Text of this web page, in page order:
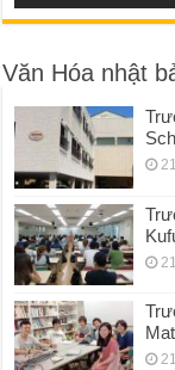
Văn Hóa nhật